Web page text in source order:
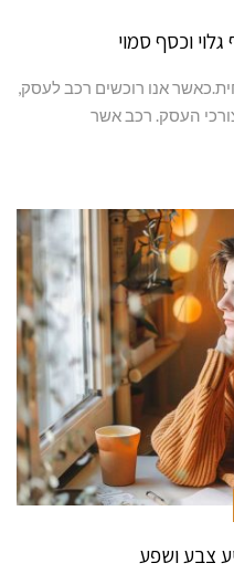
וכסף סמוי
אנו רוכשים רכב לעסק,
העסק. רכב אשר
צבע ושפע